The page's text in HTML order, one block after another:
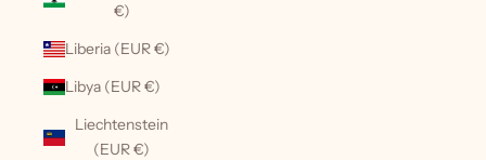
€)
Liberia (EUR €)
Libya (EUR €)
Liechtenstein
(EUR €)